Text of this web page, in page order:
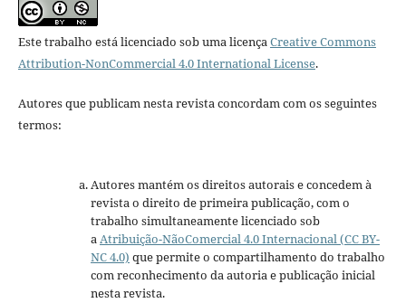
Este trabalho está licenciado sob uma licençaCreative Commons
Attribution-NonCommercial 4.0 International License.
Autores que publicam nesta revista concordam com os seguintes
termos:
Autores mantém os direitos autorais e concedem à
revista o direito de primeira publicação, com o
trabalho simultaneamente licenciado sob
aAtribuição-NãoComercial 4.0 Internacional (CC BY-
NC 4.0) que permite o compartilhamento do trabalho
com reconhecimento da autoria e publicação inicial
nesta revista.